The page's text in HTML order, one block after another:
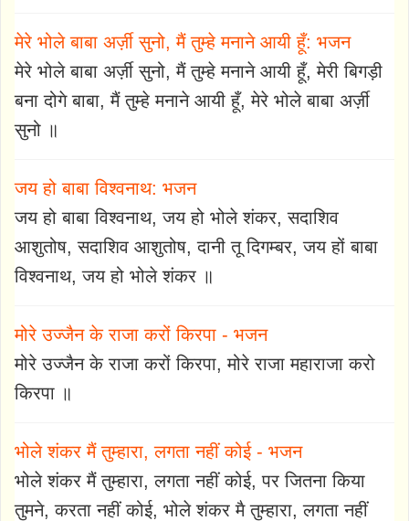
मेरे भोले बाबा अर्ज़ी सुनो, मैं तुम्हे मनाने आयी हूँ: भजन
मेरे भोले बाबा अर्ज़ी सुनो, मैं तुम्हे मनाने आयी हूँ, मेरी बिगड़ी
बना दोगे बाबा, मैं तुम्हे मनाने आयी हूँ, मेरे भोले बाबा अर्ज़ी
सुनो ॥
जय हो बाबा विश्वनाथ: भजन
जय हो बाबा विश्वनाथ, जय हो भोले शंकर, सदाशिव
आशुतोष, सदाशिव आशुतोष, दानी तू दिगम्बर, जय हों बाबा
विश्वनाथ, जय हो भोले शंकर ॥
मोरे उज्जैन के राजा करों किरपा - भजन
मोरे उज्जैन के राजा करों किरपा, मोरे राजा महाराजा करो
किरपा ॥
भोले शंकर मैं तुम्हारा, लगता नहीं कोई - भजन
भोले शंकर मैं तुम्हारा, लगता नहीं कोई, पर जितना किया
तुमने, करता नहीं कोई, भोले शंकर मै तुम्हारा, लगता नहीं